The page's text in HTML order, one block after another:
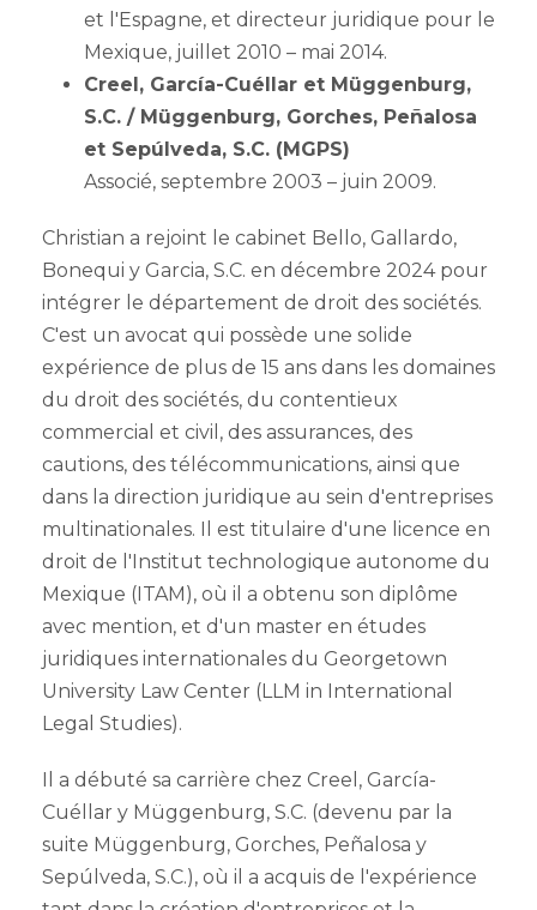
et l'Espagne, et directeur juridique pour le
Mexique, juillet 2010 – mai 2014.
Creel, García-Cuéllar et Müggenburg,
S.C. / Müggenburg, Gorches, Peñalosa
et Sepúlveda, S.C. (MGPS)
Associé, septembre 2003 – juin 2009.
Christian a rejoint le cabinet Bello, Gallardo,
Bonequi y Garcia, S.C. en décembre 2024 pour
intégrer le département de droit des sociétés.
C'est un avocat qui possède une solide
expérience de plus de 15 ans dans les domaines
du droit des sociétés, du contentieux
commercial et civil, des assurances, des
cautions, des télécommunications, ainsi que
dans la direction juridique au sein d'entreprises
multinationales. Il est titulaire d'une licence en
droit de l'Institut technologique autonome du
Mexique (ITAM), où il a obtenu son diplôme
avec mention, et d'un master en études
juridiques internationales du Georgetown
University Law Center (LLM in International
Legal Studies).
Il a débuté sa carrière chez Creel, García-
Cuéllar y Müggenburg, S.C. (devenu par la
suite Müggenburg, Gorches, Peñalosa y
Sepúlveda, S.C.), où il a acquis de l'expérience